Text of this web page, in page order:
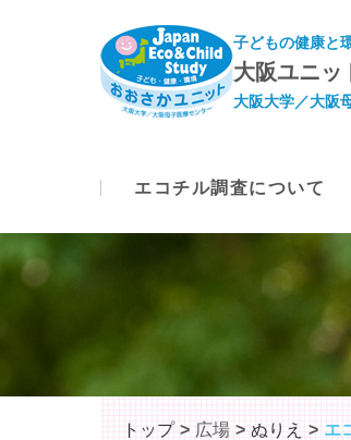
子どもの健康と
大阪ユニッ
大阪大学／大阪
エコチル調査について
トップ 広場 ぬりえ エ